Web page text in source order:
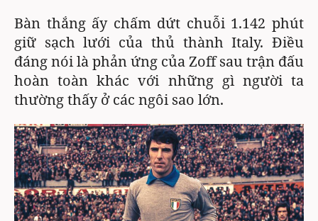
Bàn thắng ấy chấm dứt chuỗi 1.142 phút
giữ sạch lưới của thủ thành Italy. Điều
đáng nói là phản ứng của Zoff sau trận đấu
hoàn toàn khác với những gì người ta
thường thấy ở các ngôi sao lớn.